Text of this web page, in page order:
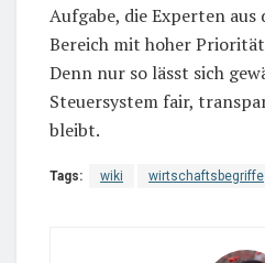
Aufgabe, die Experten
Bereich mit hoher
Denn nur so lässt sich
Steuersystem fair,
bleibt.
Tags: wiki wirtschaftsbegriffe